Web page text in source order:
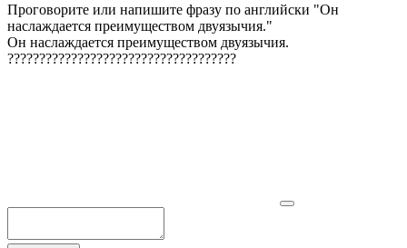
Проговорите или напишите фразу по английски "Он
наслаждается преимуществом двуязычия."
Он наслаждается преимуществом двуязычия.
????????????????????????????????????